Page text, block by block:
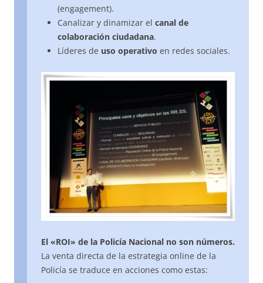
(engagement).
Canalizar y dinamizar el canal de
colaboración ciudadana.
Líderes de uso operativo en redes sociales.
El «ROI» de la Policía Nacional no son números.
La venta directa de la estrategia online de la
Policía se traduce en acciones como estas: